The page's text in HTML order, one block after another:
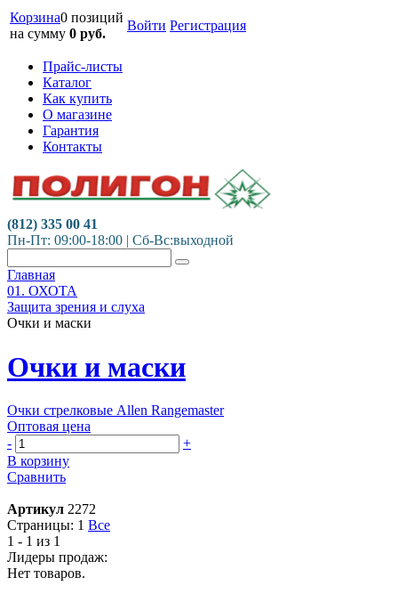
Корзина0 позиций
на сумму 0 руб.
Войти Регистрация
Прайс-листы
Каталог
Как купить
О магазине
Гарантия
Контакты
(812) 335 00 41
Пн-Пт: 09:00-18:00 | Сб-Вс:выходной
Главная
01. ОХОТА
Защита зрения и слуха
Очки и маски
Очки и маски
Очки стрелковые Allen Rangemaster
Оптовая цена
-
+
В корзину
Сравнить
Артикул 2272
Страницы: 1 Все
1 - 1 из 1
Лидеры продаж:
Нет товаров.